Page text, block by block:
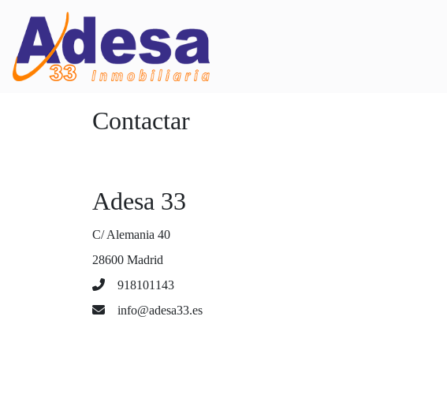
Contactar
Adesa 33
C/ Alemania 40
28600 Madrid
918101143
info@adesa33.es